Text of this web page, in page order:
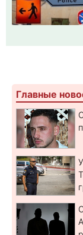
Главные